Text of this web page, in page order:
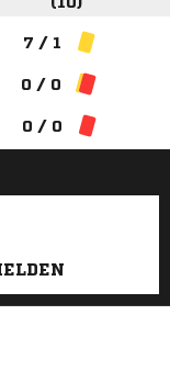
7 / 1
0 / 0
0 / 0